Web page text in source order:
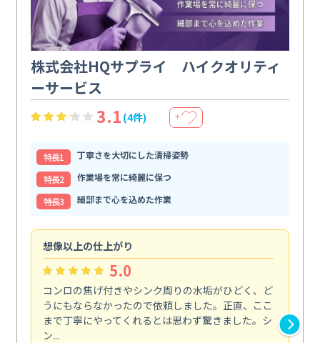
株式会社HQサプライ ハイクオリティ
ーサービス
3.1 (4件) ＋
特⻑1
丁寧さを大切にした清掃姿勢
特⻑2
作業場を常に綺麗に保つ
特⻑3
細部まで心を込めた作業
想像以上の仕上がり
5.0
コンロの焦げ付きやシンク周りの水垢がひどく、ど
うにもならなかったので依頼しました。正直、ここ
まで丁寧にやってくれるとは思わず驚きました。シ
ン...